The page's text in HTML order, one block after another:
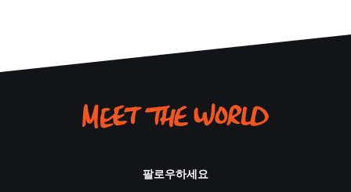
팔로우하세요